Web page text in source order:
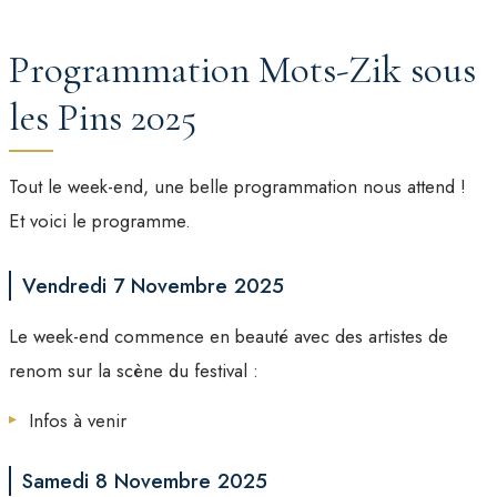
Programmation Mots-Zik sous
les Pins 2025
Tout le week-end, une belle programmation nous attend !
Et voici le programme.
Vendredi 7 Novembre 2025
Le week-end commence en beauté avec des artistes de
renom sur la scène du festival :
Infos à venir
Samedi 8 Novembre 2025